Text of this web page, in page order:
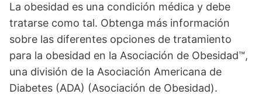
La obesidad es una condición médica y debe
tratarse como tal. Obtenga más información
sobre las diferentes opciones de tratamiento
para la obesidad en la Asociación de Obesidad™,
una división de la Asociación Americana de
Diabetes (ADA) (Asociación de Obesidad).